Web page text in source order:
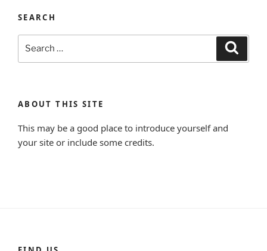
SEARCH
ABOUT THIS SITE
This may be a good place to introduce yourself and
your site or include some credits.